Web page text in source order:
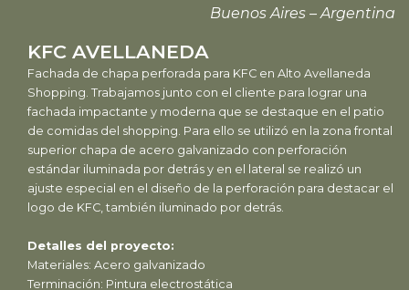
Buenos Aires – Argentina
KFC AVELLANEDA
Fachada de chapa perforada para KFC en Alto Avellaneda
Shopping. Trabajamos junto con el cliente para lograr una
fachada impactante y moderna que se destaque en el patio
de comidas del shopping. Para ello se utilizó en la zona frontal
superior chapa de acero galvanizado con perforación
estándar iluminada por detrás y en el lateral se realizó un
ajuste especial en el diseño de la perforación para destacar el
logo de KFC, también iluminado por detrás.
Detalles del proyecto:
Materiales: Acero galvanizado
Terminación: Pintura electrostática